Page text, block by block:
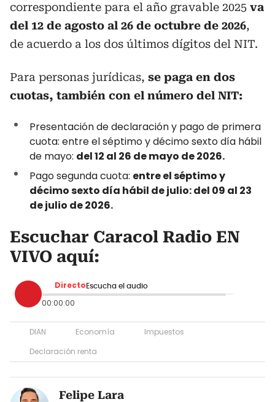
correspondiente para el año gravable 2025 va
del 12 de agosto al 26 de octubre de 2026,
de acuerdo a los dos últimos dígitos del NIT.
Para personas jurídicas, se paga en dos
cuotas, también con el número del NIT:
Presentación de declaración y pago de primera
cuota: entre el séptimo y décimo sexto día hábil
de mayo: del 12 al 26 de mayo de 2026.
Pago segunda cuota: entre el séptimo y
décimo sexto día hábil de julio: del 09 al 23
de julio de 2026.
Escuchar Caracol Radio EN
VIVO aquí:
Directo Escucha el audio
00:00:00
DIAN Economía
Impuestos
Declaración renta
Felipe Lara